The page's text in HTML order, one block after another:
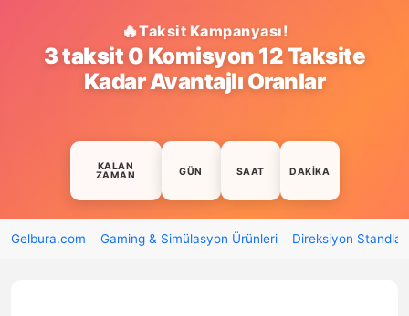
Taksit Kampanyası!
3 taksit 0 Komisyon 12 Taksite
Kadar Avantajlı Oranlar
KALAN
ZAMAN GÜN SAAT DAKIKA
Gelbura.com Gaming & Simülasyon Ürünleri Direksiyon